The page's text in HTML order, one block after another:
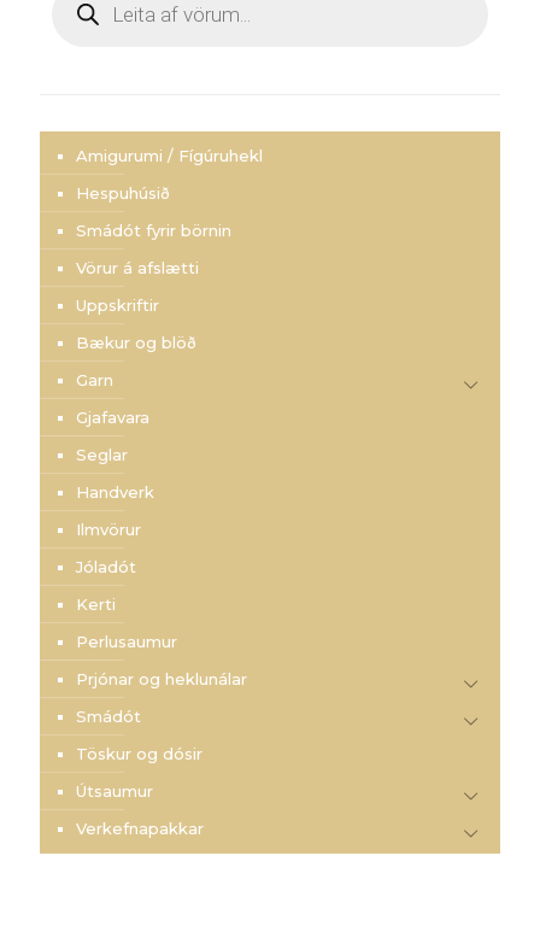
search
Amigurumi / Fígúruhekl
Hespuhúsið
Smádót fyrir börnin
Vörur á afslætti
Uppskriftir
Bækur og blöð
Garn
Gjafavara
Seglar
Handverk
Ilmvörur
Jóladót
Kerti
Perlusaumur
Prjónar og heklunálar
Smádót
Töskur og dósir
Útsaumur
Verkefnapakkar